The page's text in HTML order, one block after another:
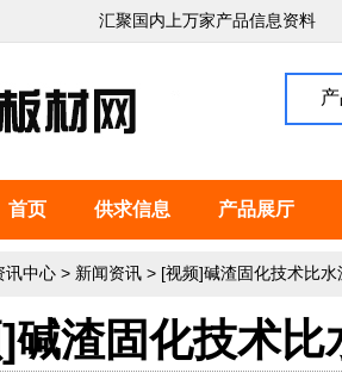
汇聚国内上万家产品信息资料
首页 供求信息 产品展厅
讯中心 > 新闻资讯 > [视频]碱渣固化技术比
碱渣固化技术